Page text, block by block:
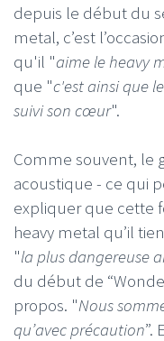
depuis le début du
metal, c’est
qu'il "aime le heavy
que "c'est ainsi que
suivi son cœur".
Comme souvent, le
acoustique - ce qui
expliquer que cette
heavy metal qu’il
"la plus dangereuse
du début de
propos. "Nous
qu’avec précaution”.